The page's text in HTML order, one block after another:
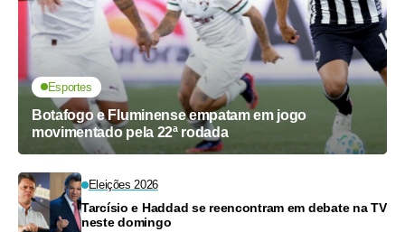
Esportes
Botafogo e Fluminense empatam em jogo
movimentado pela 22ª rodada
Eleições 2026
Tarcísio e Haddad se reencontram em debate na TV
neste domingo